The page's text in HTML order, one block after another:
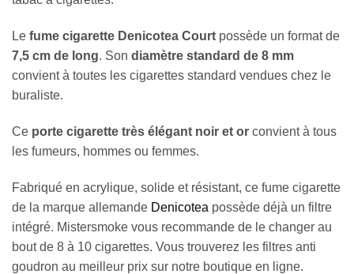
Le fume cigarette Denicotea Court possède un format de
7,5 cm de long. Son diamètre standard de 8 mm
convient à toutes les cigarettes standard vendues chez le
buraliste.
Ce porte cigarette très élégant noir et or convient à tous
les fumeurs, hommes ou femmes.
Fabriqué en acrylique, solide et résistant, ce fume cigarette
de la marque allemande Denicotea possède déjà un filtre
intégré. Mistersmoke vous recommande de le changer au
bout de 8 à 10 cigarettes. Vous trouverez les filtres anti
goudron au meilleur prix sur notre boutique en ligne.